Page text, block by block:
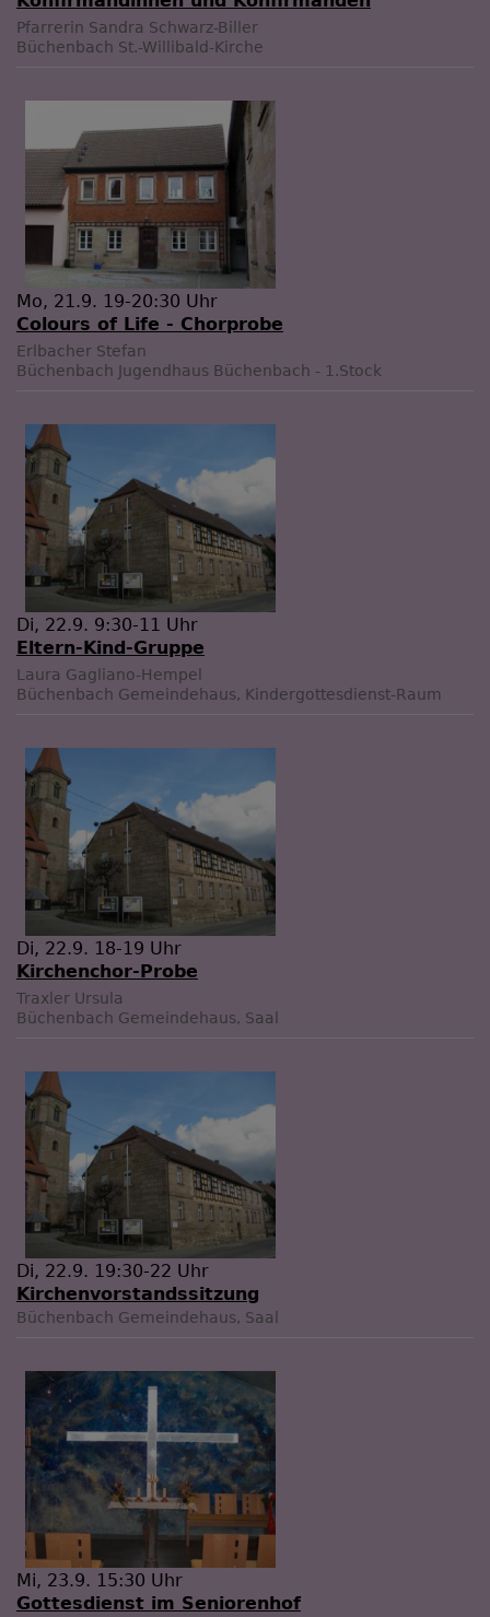
Pfarrerin Sandra Schwarz-Biller
Büchenbach St.-Willibald-Kirche
Mo, 21.9. 19-20:30 Uhr
Colours of Life - Chorprobe
Erlbacher Stefan
Büchenbach Jugendhaus Büchenbach - 1.Stock
Di, 22.9. 9:30-11 Uhr
Eltern-Kind-Gruppe
Laura Gagliano-Hempel
Büchenbach Gemeindehaus, Kindergottesdienst-Raum
Di, 22.9. 18-19 Uhr
Kirchenchor-Probe
Traxler Ursula
Büchenbach Gemeindehaus, Saal
Di, 22.9. 19:30-22 Uhr
Kirchenvorstandssitzung
Büchenbach Gemeindehaus, Saal
Mi, 23.9. 15:30 Uhr
Gottesdienst im Seniorenhof